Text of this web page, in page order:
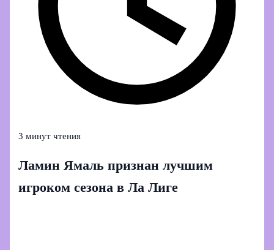
3 минут чтения
Ламин Ямаль признан лучшим
игроком сезона в Ла Лиге